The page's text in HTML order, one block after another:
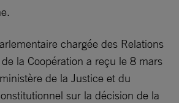
chargée des Relations
la Coopération a reçu le 8 mars
de la Justice et du
sur la décision de la